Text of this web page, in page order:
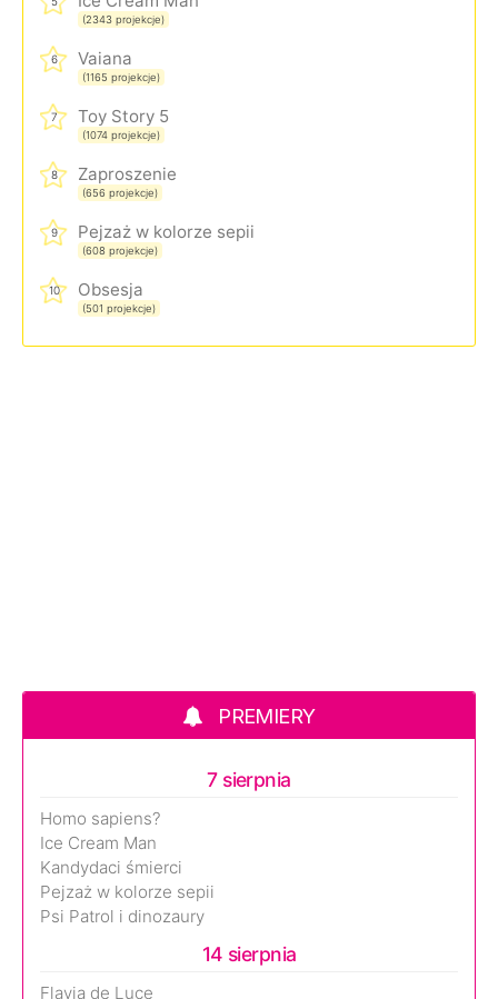
(2343 projekcje)
6 Vaiana
(1165 projekcje)
7 Toy Story 5
(1074 projekcje)
8 Zaproszenie
(656 projekcje)
9 Pejzaż w kolorze sepii
(608 projekcje)
10 Obsesja
(501 projekcje)
PREMIERY
7 sierpnia
Homo sapiens?
Ice Cream Man
Kandydaci śmierci
Pejzaż w kolorze sepii
Psi Patrol i dinozaury
14 sierpnia
Flavia de Luce